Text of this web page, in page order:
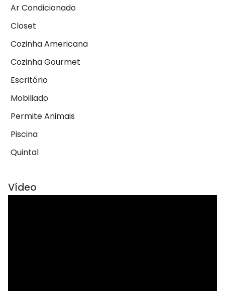
Ar Condicionado
Closet
Cozinha Americana
Cozinha Gourmet
Escritório
Mobiliado
Permite Animais
Piscina
Quintal
Vídeo